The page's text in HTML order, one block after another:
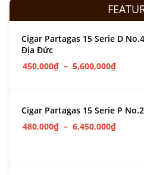
Cigar Partagas 15 Serie D
Địa Đức
450,000₫ – 5,600,000₫
Cigar Partagas 15 Serie P
480,000₫ – 6,450,000₫